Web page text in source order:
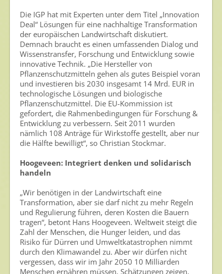
Die IGP hat mit Experten unter dem Titel „Innovation
Deal“ Lösungen für eine nachhaltige Transformation
der europäischen Landwirtschaft diskutiert.
Demnach braucht es einen umfassenden Dialog und
Wissenstransfer, Forschung und Entwicklung sowie
innovative Technik. „Die Hersteller von
Pflanzenschutzmitteln gehen als gutes Beispiel voran
und investieren bis 2030 insgesamt 14 Mrd. EUR in
technologische Lösungen und biologische
Pflanzenschutzmittel. Die EU-Kommission ist
gefordert, die Rahmenbedingungen für Forschung &
Entwicklung zu verbessern. Seit 2011 wurden
nämlich 108 Anträge für Wirkstoffe gestellt, aber nur
die Hälfte bewilligt“, so Christian Stockmar.
Hoogeveen: Integriert denken und solidarisch
handeln
„Wir benötigen in der Landwirtschaft eine
Transformation, aber sie darf nicht zu mehr Regeln
und Regulierung führen, deren Kosten die Bauern
tragen“, betont Hans Hoogeveen. Weltweit steigt die
Zahl der Menschen, die Hunger leiden, und das
Risiko für Dürren und Umweltkatastrophen nimmt
durch den Klimawandel zu. Aber wir dürfen nicht
vergessen, dass wir im Jahr 2050 10 Milliarden
Menschen ernähren müssen. Schätzungen zeigen,